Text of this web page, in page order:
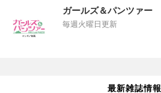
ガールズ＆パンツァー
毎週火曜日更新
最新雑誌情報